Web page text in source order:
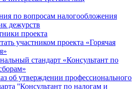
по вопросам налогообложения
дежурств
проекта
участником проекта «Горячая
стандарт «Консультант по
об утверждении профессионального
''Консультант по налогам и